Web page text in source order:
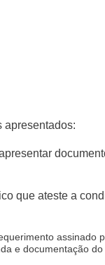
apresentados:
que ateste a
assinado
e documentação do